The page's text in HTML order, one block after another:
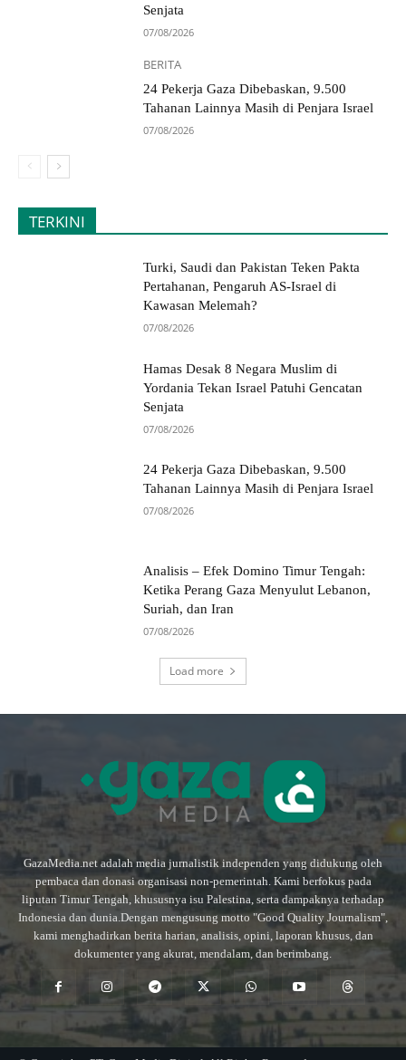
Senjata
07/08/2026
BERITA
24 Pekerja Gaza Dibebaskan, 9.500
Tahanan Lainnya Masih di Penjara Israel
07/08/2026
TERKINI
Turki, Saudi dan Pakistan Teken Pakta
Pertahanan, Pengaruh AS-Israel di
Kawasan Melemah?
07/08/2026
Hamas Desak 8 Negara Muslim di
Yordania Tekan Israel Patuhi Gencatan
Senjata
07/08/2026
24 Pekerja Gaza Dibebaskan, 9.500
Tahanan Lainnya Masih di Penjara Israel
07/08/2026
Analisis – Efek Domino Timur Tengah:
Ketika Perang Gaza Menyulut Lebanon,
Suriah, dan Iran
07/08/2026
Load more
GazaMedia.net adalah media jurnalistik independen yang didukung oleh
pembaca dan donasi organisasi non-pemerintah. Kami berfokus pada
liputan Timur Tengah, khususnya isu Palestina, serta dampaknya terhadap
Indonesia dan dunia.Dengan mengusung motto "Good Quality Journalism",
kami menghadirkan berita harian, analisis, opini, laporan khusus, dan
dokumenter yang akurat, mendalam, dan berimbang.